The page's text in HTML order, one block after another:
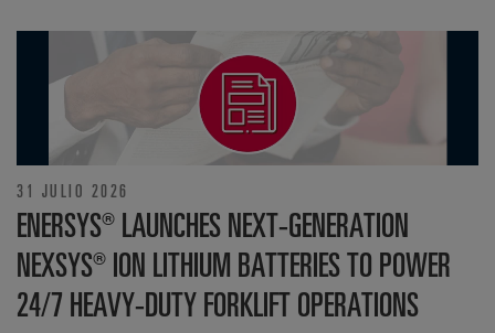
31 JULIO 2026
ENERSYS® LAUNCHES NEXT-GENERATION
NEXSYS® ION LITHIUM BATTERIES TO POWER
24/7 HEAVY-DUTY FORKLIFT OPERATIONS